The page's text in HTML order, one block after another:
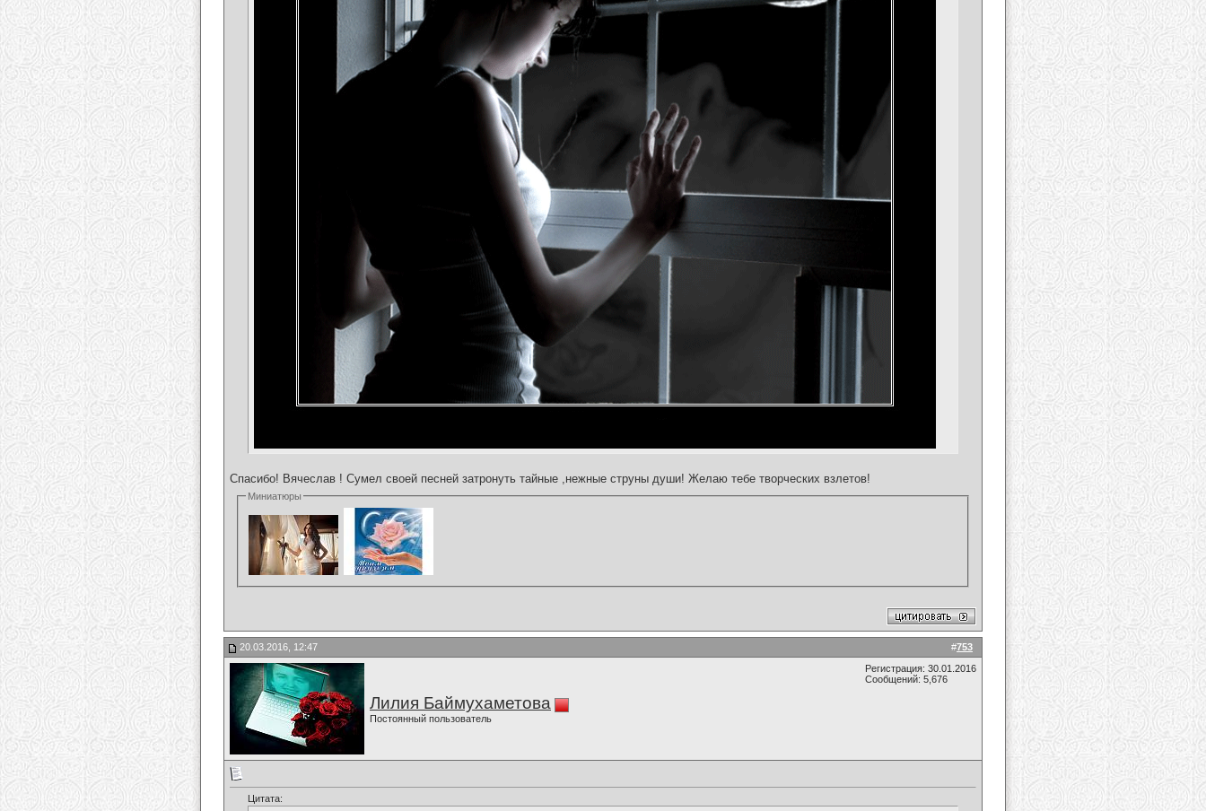
Спасибо! Вячеслав ! Сумел своей песней затронуть тайные ,нежные струны души! Желаю тебе творческих взлетов!
Миниатюры
#753
20.03.2016, 12:47
Лилия Баймухаметова
Постоянный пользователь
Регистрация: 30.01.2016
Сообщений: 5,676
Цитата: